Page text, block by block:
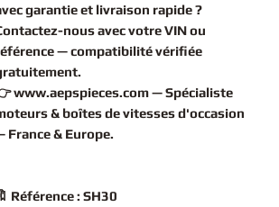
garantie et livraison rapide ?
nous avec votre VIN ou
— compatibilité vérifiée
.
www.aepspieces.com— Spécialiste
& boîtes de vitesses d'occasion
France & Europe.
Référence : SH30